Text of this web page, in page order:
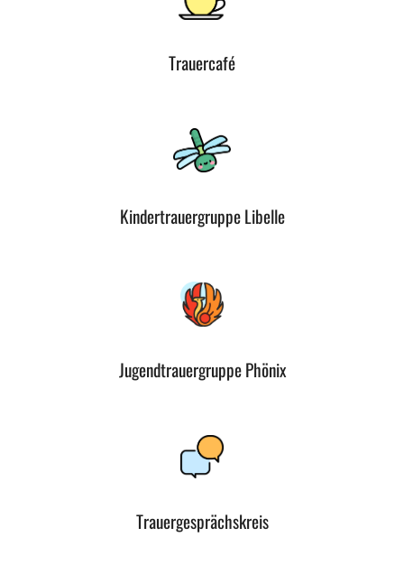
Trauercafé
Kindertrauergruppe Libelle
Jugendtrauergruppe Phönix
Trauergesprächskreis